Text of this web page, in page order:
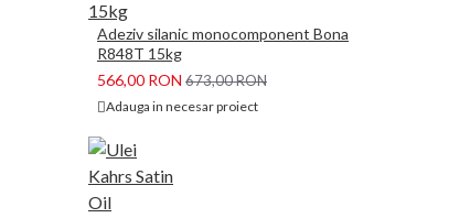
Adeziv silanic monocomponent Bona
R848T 15kg
566,00 RON 673,00 RON
Adauga in necesar proiect